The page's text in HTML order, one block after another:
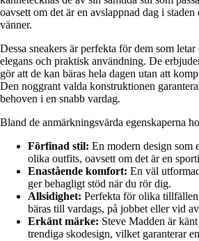
oavsett om det är en avslappnad dag i
vänner.
Dessa sneakers är perfekta för dem som
elegans och praktisk användning. De
gör att de kan bäras hela dagen utan att
Den noggrant valda konstruktionen
behoven i en snabb vardag.
Bland de anmärkningsvärda egenskaperna
Förfinad stil: En modern design som
olika outfits, oavsett om det är en
Enastående komfort: En väl
ger behagligt stöd när du rör dig.
Allsidighet: Perfekta för olika
bäras till vardags, på jobbet eller vid
Erkänt märke: Steve Madden är
trendiga skodesign, vilket garanterar